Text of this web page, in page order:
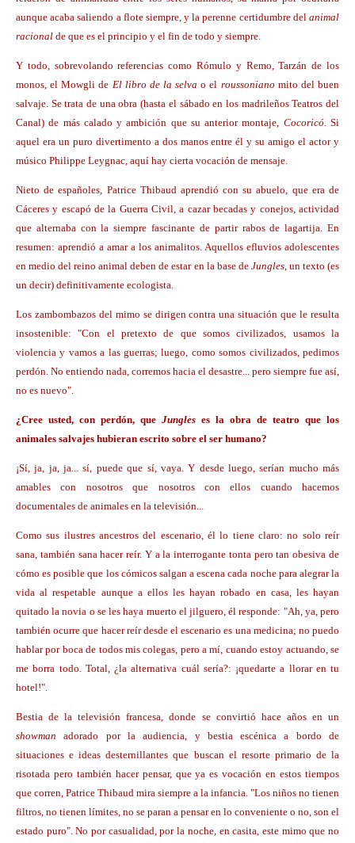
aunque acaba saliendo a flote siempre, y la perenne certidumbre del animal
racional de que es el principio y el fin de todo y siempre.
Y todo, sobrevolando referencias como Rómulo y Remo, Tarzán de los
monos, el Mowgli de El libro de la selvao el roussoniano mito del buen
salvaje. Se trata de una obra (hasta el sábado en los madrileños Teatros del
Canal) de más calado y ambición que su anterior montaje, Cocoricó.Si
aquel era un puro divertimento a dos manos entre él y su amigo el actor y
músico Philippe Leygnac, aquí hay cierta vocación de mensaje.
Nieto de españoles, Patrice Thibaud aprendió con su abuelo, que era de
Cáceres y escapó de la Guerra Civil, a cazar becadas y conejos, actividad
que alternaba con la siempre fascinante de partir rabos de lagartija. En
resumen: aprendió a amar a los animalitos. Aquellos efluvios adolescentes
en medio del reino animal deben de estar en la base de Jungles, un texto (es
un decir) definitivamente ecologista.
Los zambombazos del mimo se dirigen contra una situación que le resulta
insostenible: "Con el pretexto de que somos civilizados, usamos la
violencia y vamos a las guerras; luego, como somos civilizados, pedimos
perdón. No entiendo nada, corremos hacia el desastre... pero siempre fue así,
no es nuevo".
¿Cree usted, con perdón, que Jungles es la obra de teatro que los
animales salvajes hubieran escrito sobre el ser humano?
¡Sí, ja, ja, ja... sí, puede que sí, vaya. Y desde luego, serían mucho más
amables con nosotros que nosotros con ellos cuando hacemos
documentales de animales en la televisión...
Como sus ilustres ancestros del escenario, él lo tiene claro: no solo reír
sana, también sana hacer reír. Y a la interrogante tonta pero tan obesiva de
cómo es posible que los cómicos salgan a escena cada noche para alegrar la
vida al respetable aunque a ellos les hayan robado en casa, les hayan
quitado la novia o se les haya muerto el jilguero, él responde: "Ah, ya, pero
también ocurre que hacer reír desde el escenario es una medicina; no puedo
hablar por boca de todos mis colegas, pero a mí, cuando estoy actuando, se
me borra todo. Total, ¿la alternativa cuál sería?: ¡quedarte a llorar en tu
hotel!".
Bestia de la televisión francesa, donde se convirtió hace años en un
showman adorado por la audiencia, y bestia escénica a bordo de
situaciones e ideas desternillantes que buscan el resorte primario de la
risotada pero también hacer pensar, que ya es vocación en estos tiempos
que corren, Patrice Thibaud mira siempre a la infancia. "Los niños no tienen
filtros, no tienen límites, no se paran a pensar en lo conveniente o no, son el
estado puro". No por casualidad, por la noche, en casita, este mimo que no